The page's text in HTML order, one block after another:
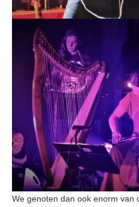
We genoten dan ook enorm van